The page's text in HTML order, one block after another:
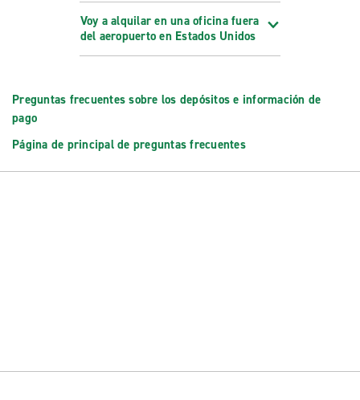
Voy a alquilar en una oficina fuera
del aeropuerto en Estados Unidos
Preguntas frecuentes sobre los depósitos e información de
pago
Página de principal de preguntas frecuentes